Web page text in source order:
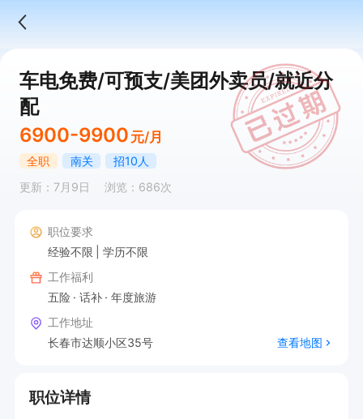
车电免费/可预支/美团外卖员/就近分
配
6900-9900 元/月
全职 南关
招10人
更新：7月9日
浏览：686次
职位要求
经验不限
学历不限
工作福利
五险
话补
年度旅游
工作地址
长春市达顺小区35号
查看地图
职位详情